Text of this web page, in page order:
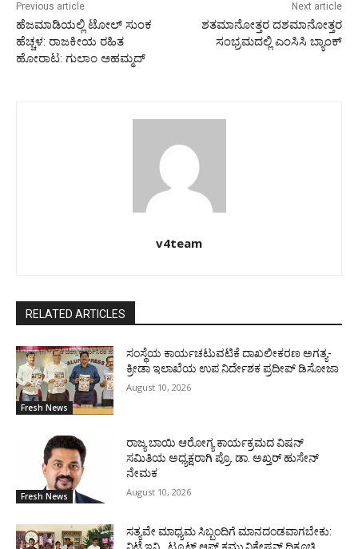
Previous article
ಹೆಜಮಾಡಿಯಲ್ಲಿ ಟೋಲ್ ಸುಂಕ
ಹೆಚ್ಚಳ: ರಾಜಕೀಯ ರಹಿತ
ಹೋರಾಟ: ಗುಲಾಂ ಅಹಮ್ಮದ್
Next article
ಶತಮಾನೋತ್ತರ ದಶಮಾನೋತ್ತರ
ಸಂಭ್ರಮದಲ್ಲಿ ಎಂಸಿಸಿ ಬ್ಯಾಂಕ್
v4team
RELATED ARTICLES
Fresh News
ಸಂಸ್ಥೆಯ ಕಾರ್ಯಚಟುವಟಿಕೆ ದಾಖಲೀಕರಣ ಅಗತ್ಯ-
ಕ್ರೀಡಾ ಇಲಾಖೆಯ ಉಪ ನಿರ್ದೇಶಕ ಪ್ರದೀಪ್ ಡಿಸೋಜಾ
August 10, 2026
Fresh News
ರಾಜ್ಯ ಬಾಯಿ ಆರೋಗ್ಯ ಕಾರ್ಯಕ್ರಮದ ವಿಷನ್
ಸಮಿತಿಯ ಅಧ್ಯಕ್ಷರಾಗಿ ಪ್ರೊ. ಡಾ. ಅಖ್ತರ್ ಹುಸೇನ್
ನೇಮಕ
August 10, 2026
ಸತ್ಯವೇ ಮಾಧ್ಯಮ ಸಿಬ್ಬಂದಿಗೆ ಮಾನದಂಡವಾಗಬೇಕು: